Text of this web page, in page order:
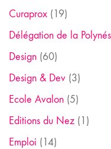
Curaprox (19)
Délégation de la
Design (60)
Design & Dev (3)
Ecole Avalon (5)
Editions du Nez (1)
Emploi (14)